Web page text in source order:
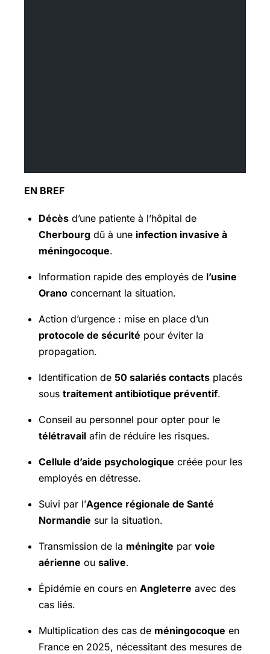
EN BREF
Décès d’une patiente à l’hôpital de
Cherbourg dû à une infection invasive à
méningocoque.
Information rapide des employés de l’usine
Orano concernant la situation.
Action d’urgence : mise en place d’un
protocole de sécurité pour éviter la
propagation.
Identification de 50 salariés contacts placés
sous traitement antibiotique préventif.
Conseil au personnel pour opter pour le
télétravail afin de réduire les risques.
Cellule d’aide psychologique créée pour les
employés en détresse.
Suivi par l’Agence régionale de Santé
Normandie sur la situation.
Transmission de la méningite par voie
aérienne ou salive.
Épidémie en cours en Angleterre avec des
cas liés.
Multiplication des cas de méningocoque en
France en 2025, nécessitant des mesures de